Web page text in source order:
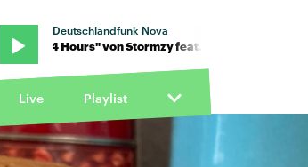
Deutschlandfunk Nova
Stormzy feat. Odeal · "24 Hours" von Stormzy
Live Playlist